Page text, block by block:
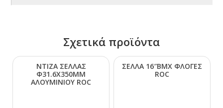
Σχετικά προϊόντα
ΝΤΙΖΑ ΣΕΛΛΑΣ
Φ31.6Χ350ΜΜ
ΑΛΟΥΜΙΝΙΟΥ RΟC
ΣΕΛΛΑ 16″ΒΜΧ ΦΛΟΓΕΣ
RΟC